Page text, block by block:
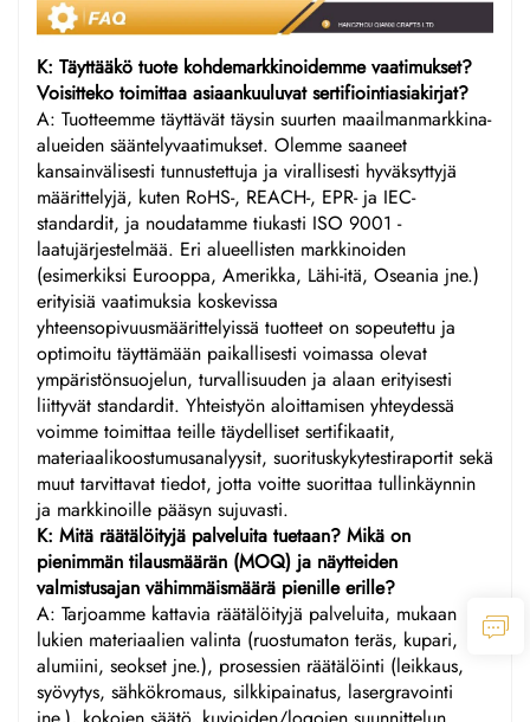
K: Täyttääkö tuote kohdemarkkinoidemme vaatimukset?
Voisitteko toimittaa asiaankuuluvat sertifiointiasiakirjat?
A: Tuotteemme täyttävät täysin suurten maailmanmarkkina-
alueiden sääntelyvaatimukset. Olemme saaneet
kansainvälisesti tunnustettuja ja virallisesti hyväksyttyjä
määrittelyjä, kuten RoHS-, REACH-, EPR- ja IEC-
standardit, ja noudatamme tiukasti ISO 9001 -
laatujärjestelmää. Eri alueellisten markkinoiden
(esimerkiksi Eurooppa, Amerikka, Lähi-itä, Oseania jne.)
erityisiä vaatimuksia koskevissa
yhteensopivuusmäärittelyissä tuotteet on sopeutettu ja
optimoitu täyttämään paikallisesti voimassa olevat
ympäristönsuojelun, turvallisuuden ja alaan erityisesti
liittyvät standardit. Yhteistyön aloittamisen yhteydessä
voimme toimittaa teille täydelliset sertifikaatit,
materiaalikoostumusanalyysit, suorituskykytestiraportit sekä
muut tarvittavat tiedot, jotta voitte suorittaa tullinkäynnin
ja markkinoille pääsyn sujuvasti.
K: Mitä räätälöityjä palveluita tuetaan? Mikä on
pienimmän tilausmäärän (MOQ) ja näytteiden
valmistusajan vähimmäismäärä pienille erille?
A: Tarjoamme kattavia räätälöityjä palveluita, mukaan
lukien materiaalien valinta (ruostumaton teräs, kupari,
alumiini, seokset jne.), prosessien räätälöinti (leikkaus,
syövytys, sähkökromaus, silkkipainatus, lasergravointi